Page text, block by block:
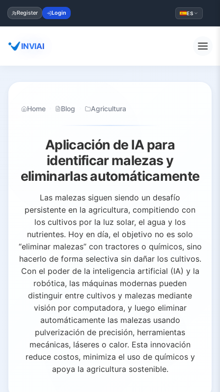
Register Login ES
INVIAI
Home Blog Agricultura
Aplicación de IA para
identificar malezas y
eliminarlas automáticamente
Las malezas siguen siendo un desafío
persistente en la agricultura, compitiendo con
los cultivos por la luz solar, el agua y los
nutrientes. Hoy en día, el objetivo no es solo
“eliminar malezas” con tractores o químicos, sino
hacerlo de forma selectiva sin dañar los cultivos.
Con el poder de la inteligencia artificial (IA) y la
robótica, las máquinas modernas pueden
distinguir entre cultivos y malezas mediante
visión por computadora, y luego eliminar
automáticamente las malezas usando
pulverización de precisión, herramientas
mecánicas, láseres o calor. Esta innovación
reduce costos, minimiza el uso de químicos y
apoya la agricultura sostenible.